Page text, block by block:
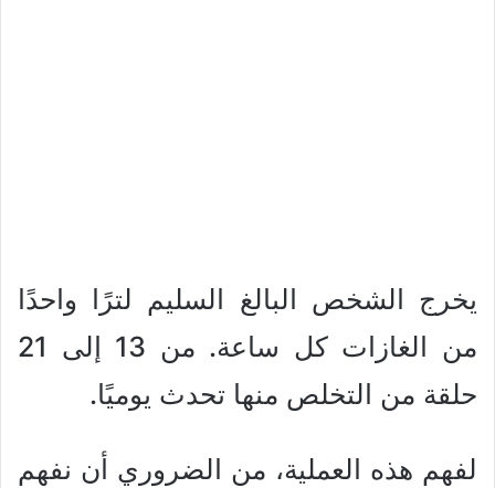
يخرج الشخص البالغ السليم لترًا واحدًا
من الغازات كل ساعة. من 13 إلى 21
حلقة من التخلص منها تحدث يوميًا.
لفهم هذه العملية، من الضروري أن نفهم